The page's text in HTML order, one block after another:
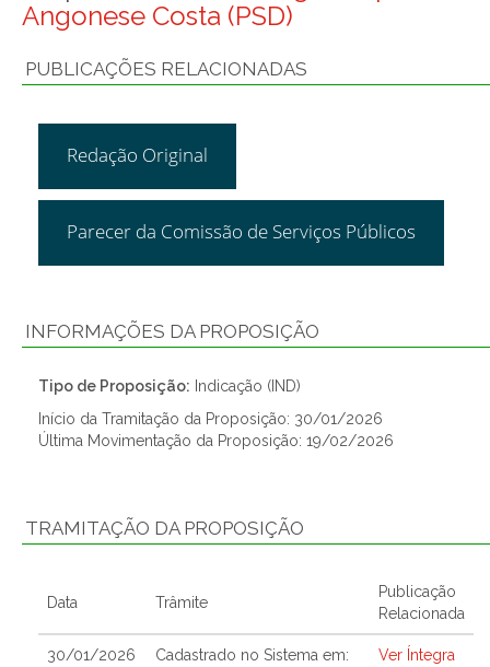
Angonese Costa (PSD)
PUBLICAÇÕES RELACIONADAS
Redação Original
Parecer da Comissão de Serviços Públicos
INFORMAÇÕES DA PROPOSIÇÃO
Tipo de Proposição: Indicação (IND)
Início da Tramitação da Proposição: 30/01/2026
Última Movimentação da Proposição: 19/02/2026
TRAMITAÇÃO DA PROPOSIÇÃO
Data Trâmite
Publicação
Relacionada
30/01/2026
Cadastrado no Sistema em:
Ver Íntegra